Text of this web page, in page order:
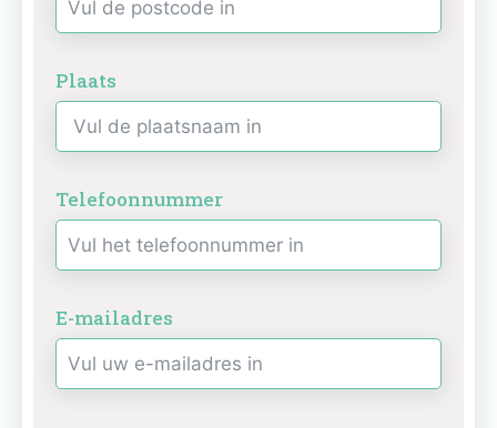
Plaats
Telefoonnummer
E-mailadres